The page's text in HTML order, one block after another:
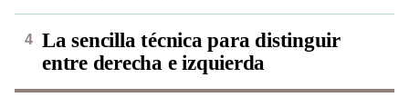
La sencilla técnica para distinguir
entre derecha e izquierda